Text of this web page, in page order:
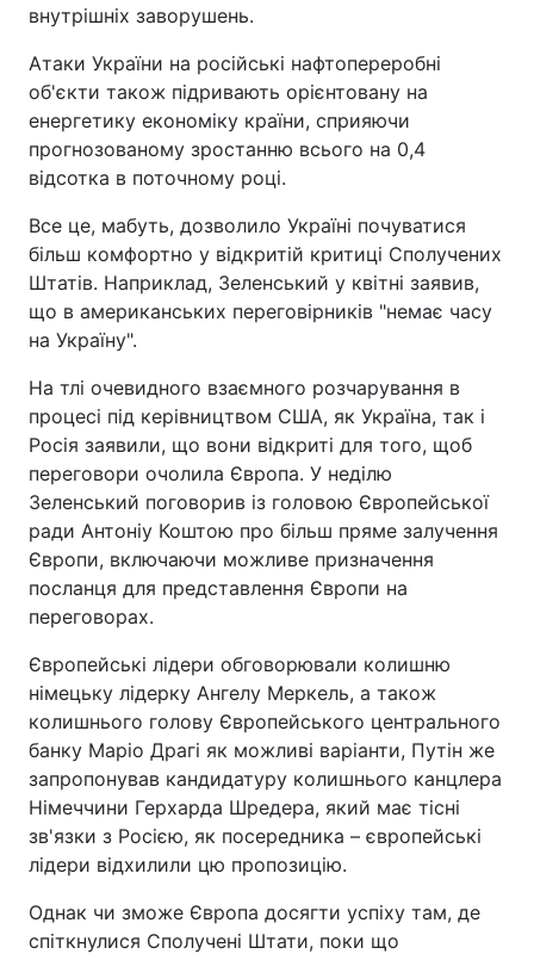
внутрішніх заворушень.
Атаки України на російські нафтопереробні
об'єкти також підривають орієнтовану на
енергетику економіку країни, сприяючи
прогнозованому зростанню всього на 0,4
відсотка в поточному році.
Все це, мабуть, дозволило Україні почуватися
більш комфортно у відкритій критиці Сполучених
Штатів. Наприклад, Зеленський у квітні заявив,
що в американських переговірників "немає часу
на Україну".
На тлі очевидного взаємного розчарування в
процесі під керівництвом США, як Україна, так і
Росія заявили, що вони відкриті для того, щоб
переговори очолила Європа. У неділю
Зеленський поговорив із головою Європейської
ради Антоніу Коштою про більш пряме залучення
Європи, включаючи можливе призначення
посланця для представлення Європи на
переговорах.
Європейські лідери обговорювали колишню
німецьку лідерку Ангелу Меркель, а також
колишнього голову Європейського центрального
банку Маріо Драгі як можливі варіанти, Путін же
запропонував кандидатуру колишнього канцлера
Німеччини Герхарда Шредера, який має тісні
зв'язки з Росією, як посередника – європейські
лідери відхилили цю пропозицію.
Однак чи зможе Європа досягти успіху там, де
спіткнулися Сполучені Штати, поки що